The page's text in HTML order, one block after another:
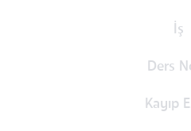
İş
Ders
Kayıp